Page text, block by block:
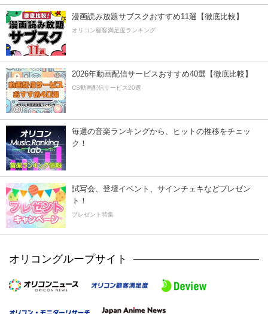
漫画読み放題サブスクおすすめ11選【徹底比較】
オリコン顧客満足度ランキング
2026年動画配信サービスおすすめ40選【徹底比較】
CS動画配信サービス20選
毎週の音楽ランキングから、ヒットの推移をチェッ
ク！
試写会、登壇イベント、サインチェキなどプレゼン
ト！
プレゼント特集
オリコングループサイト